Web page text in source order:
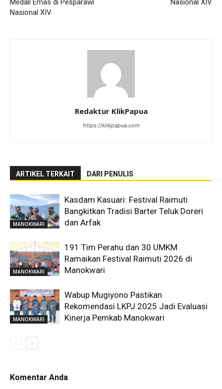
Medali Emas di Pesparawi
Nasional XIV
Nasional XIV
Redaktur KlikPapua
https://klikpapua.com
ARTIKEL TERKAIT DARI PENULIS
MANOKWARI
Kasdam Kasuari: Festival Raimuti
Bangkitkan Tradisi Barter Teluk Doreri
dan Arfak
MANOKWARI
191 Tim Perahu dan 30 UMKM
Ramaikan Festival Raimuti 2026 di
Manokwari
MANOKWARI
Wabup Mugiyono Pastikan
Rekomendasi LKPJ 2025 Jadi Evaluasi
Kinerja Pemkab Manokwari
Komentar Anda